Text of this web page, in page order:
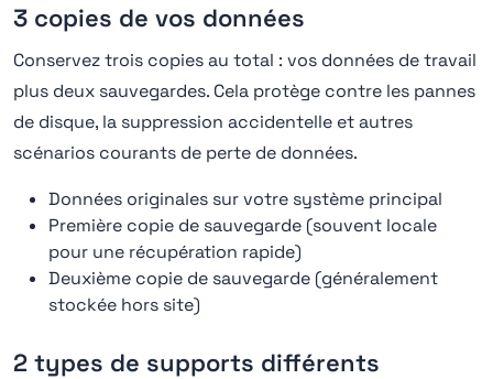
3 copies de vos données
Conservez trois copies au total : vos données de travail
plus deux sauvegardes. Cela protège contre les pannes
de disque, la suppression accidentelle et autres
scénarios courants de perte de données.
Données originales sur votre système principal
Première copie de sauvegarde (souvent locale
pour une récupération rapide)
Deuxième copie de sauvegarde (généralement
stockée hors site)
2 types de supports différents